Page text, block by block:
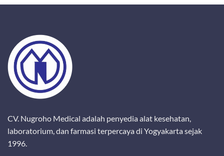
CV. Nugroho Medical adalah penyedia alat kesehatan,
laboratorium, dan farmasi terpercaya di Yogyakarta sejak
1996.